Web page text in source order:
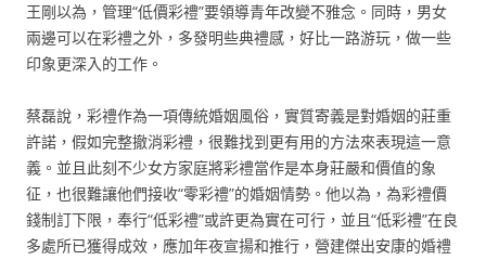
王剛以為，管理“低價彩禮”要領導青年改變不雅念。同時，男女
兩邊可以在彩禮之外，多發明些典禮感，好比一路游玩，做一些
印象更深入的工作。
蔡磊說，彩禮作為一項傳統婚姻風俗，實質寄義是對婚姻的莊重
許諾，假如完整撤消彩禮，很難找到更有用的方法來表現這一意
義。並且此刻不少女方家庭將彩禮當作是本身莊嚴和價值的象
征，也很難讓他們接收“零彩禮”的婚姻情勢。他以為，為彩禮價
錢制訂下限，奉行“低彩禮”或許更為實在可行，並且“低彩禮”在良
多處所已獲得成效，應加年夜宣揚和推行，營建傑出安康的婚禮